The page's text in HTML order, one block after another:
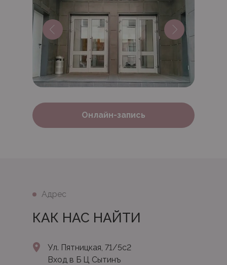
Онлайн-запись
КАК НАС НАЙТИ
Адрес
Ул. Пятницкая, 71/5с2
Вход в Б Ц Сытинъ